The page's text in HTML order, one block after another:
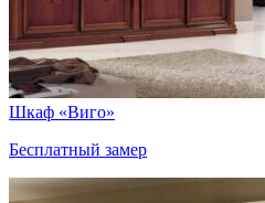
Шкаф «Виго»
Бесплатный замер